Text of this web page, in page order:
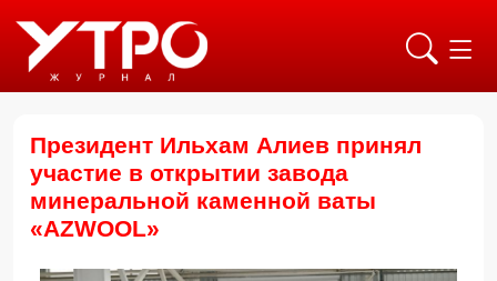
Президент Ильхам Алиев принял
участие в открытии завода
минеральной каменной ваты
«AZWOOL»